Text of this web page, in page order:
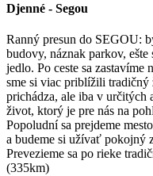
Djenné - Segou
Ranný presun do SEGOU:
budovy, náznak parkov,
jedlo. Po ceste sa zastavíme
sme si viac priblížili tradičný
prichádza, ale iba v určitých
život, ktorý je pre nás na
Popoludní sa prejdeme
a budeme si užívať pokojný
Prevezieme sa po rieke
(335km)